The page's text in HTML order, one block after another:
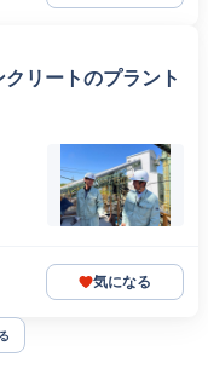
リートのプラント
気になる